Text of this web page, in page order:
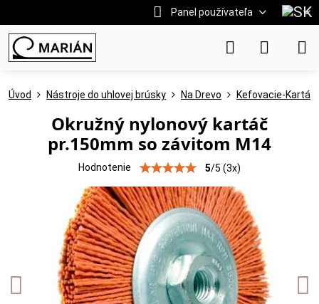
Panel používateľa
Úvod Nástroje do uhlovej brúsky Na Drevo Kefovacie-
Okružný nylonový kartáč
pr.150mm so závitom M14
Hodnotenie 5/5 (3x)